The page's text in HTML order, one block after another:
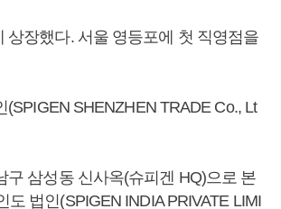
상장했다. 서울 영등포에 첫 직영점을
(SPIGEN SHENZHEN TRADE Co., Lt
구 삼성동 신사옥(슈피겐 HQ)으로 본
도 법인(SPIGEN INDIA PRIVATE LIMI